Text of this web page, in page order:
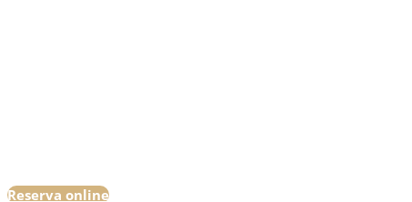
Reserva online